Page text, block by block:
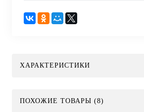
ХАРАКТЕРИСТИКИ
ПОХОЖИЕ ТОВАРЫ (8)